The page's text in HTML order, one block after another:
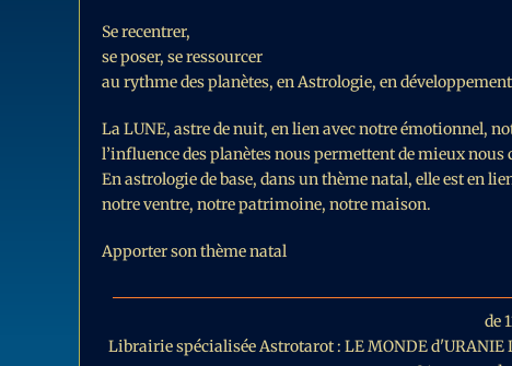
Se recentrer,
se poser, se ressourcer
au rythme des planètes, en Astrologie, en
La LUNE, astre de nuit, en lien avec notre émotionnel,
l’influence des planètes nous permettent de mieux
En astrologie de base, dans un thème natal, elle est en
notre ventre, notre patrimoine, notre maison.
Apporter son thème natal
de
Librairie spécialisée Astrotarot : LE MONDE d'URANIE